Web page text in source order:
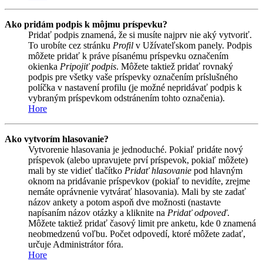
Ako pridám podpis k môjmu príspevku?
Pridať podpis znamená, že si musíte najprv nie aký vytvoriť.
To urobíte cez stránku Profil v Užívateľskom panely. Podpis
môžete pridať k práve písanému príspevku označením
okienka Pripojiť podpis. Môžete taktiež pridať rovnaký
podpis pre všetky vaše príspevky označením príslušného
políčka v nastavení profilu (je možné nepridávať podpis k
vybraným príspevkom odstránením tohto označenia).
Hore
Ako vytvorím hlasovanie?
Vytvorenie hlasovania je jednoduché. Pokiaľ pridáte nový
príspevok (alebo upravujete prví príspevok, pokiaľ môžete)
mali by ste vidieť tlačítko Pridať hlasovanie pod hlavným
oknom na pridávanie príspevkov (pokiaľ to nevidíte, zrejme
nemáte oprávnenie vytvárať hlasovania). Mali by ste zadať
názov ankety a potom aspoň dve možnosti (nastavte
napísaním názov otázky a kliknite na Pridať odpoveď.
Môžete taktiež pridať časový limit pre anketu, kde 0 znamená
neobmedzenú voľbu. Počet odpovedí, ktoré môžete zadať,
určuje Administrátor fóra.
Hore